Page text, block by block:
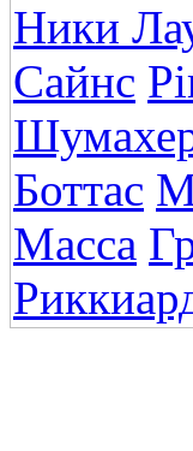
Ники
Сайнс
Боттас
Масса